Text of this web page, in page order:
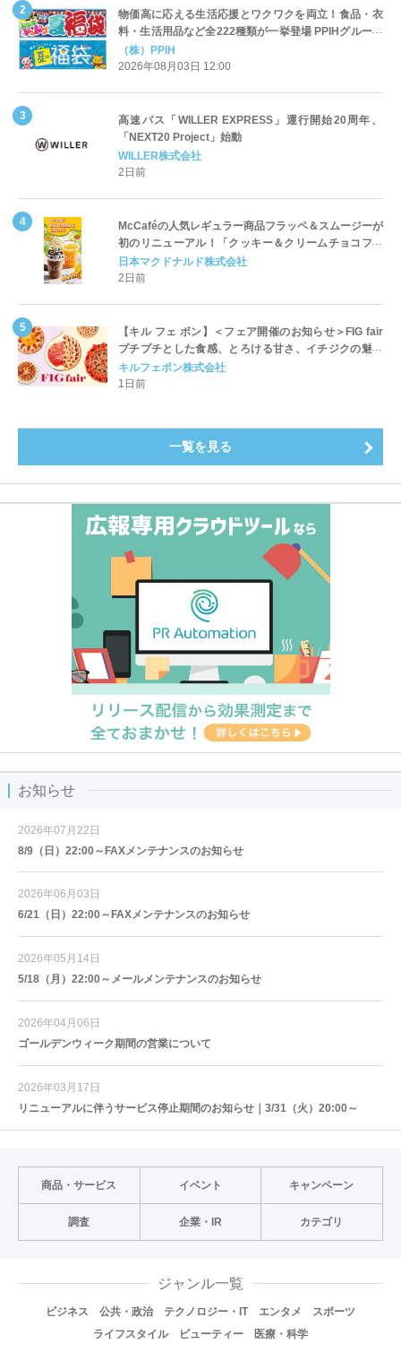
物価高に応える生活応援とワクワクを両立！食品・衣
料・生活用品など全222種類が一挙登場 PPIHグループ
「夏福袋」＆セール 8月6日(木)より順次スタート
（株）PPIH
2026年08月03日 12:00
高速バス「WILLER EXPRESS」運行開始20周年、
「NEXT20 Project」始動
WILLER株式会社
2日前
McCaféの人気レギュラー商品フラッペ＆スムージーが
初のリニューアル！「クッキー＆クリームチョコフラ
ッペ」「マンゴースムージー」8月5日（水）から販売
開始
日本マクドナルド株式会社
2日前
【キル フェ ボン】＜フェア開催のお知らせ＞FIG fair
プチプチとした食感、とろける甘さ、イチジクの魅力
をたっぷりと。新作を含め、イチジク尽くしの全4種が
登場8月20日（木）スタート
キルフェボン株式会社
1日前
一覧を見る
お知らせ
2026年07月22日
8/9（日）22:00～FAXメンテナンスのお知らせ
2026年06月03日
6/21（日）22:00～FAXメンテナンスのお知らせ
2026年05月14日
5/18（月）22:00～メールメンテナンスのお知らせ
2026年04月06日
ゴールデンウィーク期間の営業について
2026年03月17日
リニューアルに伴うサービス停止期間のお知らせ｜3/31（火）20:00～
商品・サービス イベント キャンペーン
調査 企業・IR カテゴリ
ジャンル一覧
ビジネス 公共・政治 テクノロジー・IT エンタメ
スポーツ
ライフスタイル
ビューティー 医療・科学